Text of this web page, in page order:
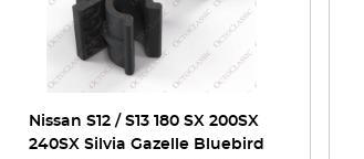
Nissan S12 / S13 180 SX 200SX
240SX Silvia Gazelle Bluebird